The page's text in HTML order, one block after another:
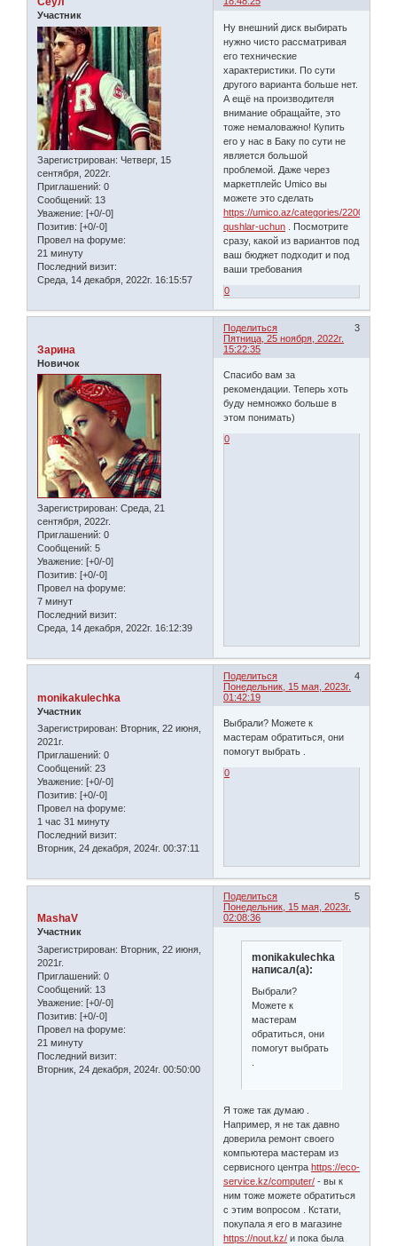
Участник
Зарегистрирован: Четверг, 15
сентября, 2022г.
Приглашений: 0
Сообщений: 13
Уважение: [+0/-0]
Позитив: [+0/-0]
Провел на форуме:
21 минуту
Последний визит:
Среда, 14 декабря, 2022г. 16:15:57
Ну внешний диск выбирать
нужно чисто рассматривая
его технические
характеристики. По сути
другого варианта больше нет.
А ещё на производителя
внимание обращайте, это
тоже немаловажно! Купить
его у нас в Баку по сути не
является большой
проблемой. Даже через
маркетплейс Umico вы
можете это сделать
https://umico.az/categories/2200-
qushlar-uchun . Посмотрите
сразу, какой из вариантов под
ваш бюджет подходит и под
ваши требования
0
Поделиться
3
Пятница, 25 ноября, 2022г.
15:22:35
Зарина
Новичок
Зарегистрирован: Среда, 21
сентября, 2022г.
Приглашений: 0
Сообщений: 5
Уважение: [+0/-0]
Позитив: [+0/-0]
Провел на форуме:
7 минут
Последний визит:
Среда, 14 декабря, 2022г. 16:12:39
Спасибо вам за
рекомендации. Теперь хоть
буду немножко больше в
этом понимать)
0
Поделиться
4
Понедельник, 15 мая, 2023г.
01:42:19
monikakulechka
Участник
Зарегистрирован: Вторник, 22 июня,
2021г.
Приглашений: 0
Сообщений: 23
Уважение: [+0/-0]
Позитив: [+0/-0]
Провел на форуме:
1 час 31 минуту
Последний визит:
Вторник, 24 декабря, 2024г. 00:37:11
Выбрали? Можете к
мастерам обратиться, они
помогут выбрать .
0
Поделиться
5
Понедельник, 15 мая, 2023г.
02:08:36
MashaV
Участник
Зарегистрирован: Вторник, 22 июня,
2021г.
Приглашений: 0
Сообщений: 13
Уважение: [+0/-0]
Позитив: [+0/-0]
Провел на форуме:
21 минуту
Последний визит:
Вторник, 24 декабря, 2024г. 00:50:00
monikakulechka
написал(а):
Выбрали?
Можете к
мастерам
обратиться, они
помогут выбрать
Я тоже так думаю .
Например, я не так давно
доверила ремонт своего
компьютера мастерам из
сервисного центраhttps://eco-
service.kz/computer/ - вы к
ним тоже можете обратиться
с этим вопросом . Кстати,
покупала я его в магазине
https://nout.kz/ и пока была